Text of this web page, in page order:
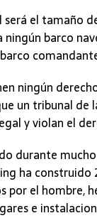
será el tamaño
barco
ningún
un tribunal de
y violan el
durante
ha construido
por el hombre,
e